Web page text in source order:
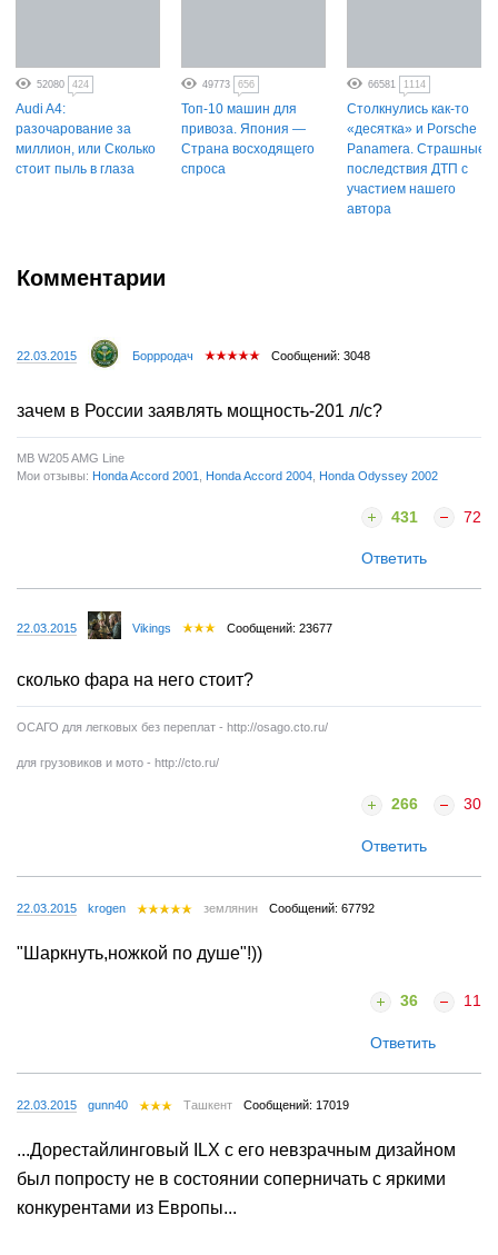
52080 424
Audi A4:
разочарование за
миллион, или Сколько
стоит пыль в глаза
49773 656
Топ-10 машин для
привоза. Япония —
Страна восходящего
спроса
66581 1114
Столкнулись как-то
«десятка» и Porsche
Panamera. Страшные
последствия ДТП с
участием нашего
автора
Комментарии
22.03.2015 Боррродач Сообщений: 3048
зачем в России заявлять мощность-201 л/с?
MB W205 AMG Line
Мои отзывы: Honda Accord 2001 Honda Accord 2004 Honda Odyssey 2002
431 72
Ответить
22.03.2015 Vikings Сообщений: 23677
сколько фара на него стоит?
ОСАГО для легковых без переплат - http://osago.cto.ru/
для грузовиков и мото - http://cto.ru/
266 30
Ответить
22.03.2015 krogen землянин Сообщений: 67792
"Шаркнуть,ножкой по душе"!))
36 11
Ответить
22.03.2015 gunn40 Ташкент Сообщений: 17019
...Дорестайлинговый ILX с его невзрачным дизайном
был попросту не в состоянии соперничать с яркими
конкурентами из Европы...